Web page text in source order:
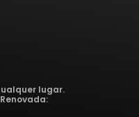
lugar.